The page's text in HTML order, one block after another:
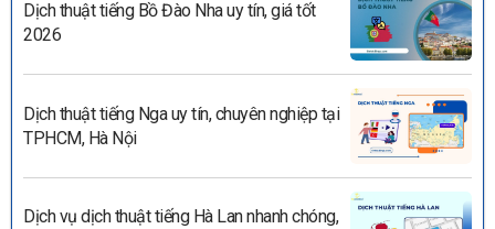
Dịch thuật tiếng Bồ Đào Nha uy tín, giá tốt
2026
Dịch thuật tiếng Nga uy tín, chuyên nghiệp tại
TPHCM, Hà Nội
Dịch vụ dịch thuật tiếng Hà Lan nhanh chóng,